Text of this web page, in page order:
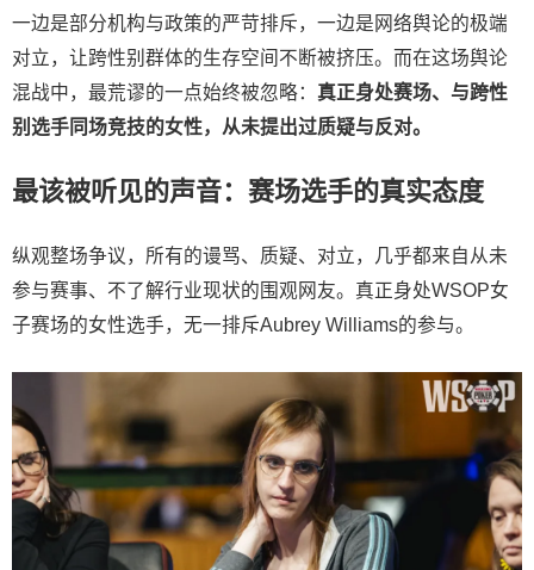
一边是部分机构与政策的严苛排斥，一边是网络舆论的极端
对立，让跨性别群体的生存空间不断被挤压。而在这场舆论
混战中，最荒谬的一点始终被忽略： 真正身处赛场、与跨性
别选手同场竞技的女性，从未提出过质疑与反对。
最该被听见的声音：赛场选手的真实态度
纵观整场争议，所有的谩骂、质疑、对立，几乎都来自从未
参与赛事、不了解行业现状的围观网友。真正身处WSOP女
子赛场的女性选手，无一排斥Aubrey Williams的参与。